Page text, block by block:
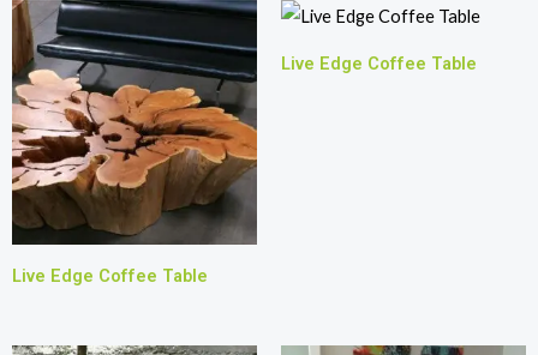
Live Edge Coffee Table
Live Edge Coffee Table